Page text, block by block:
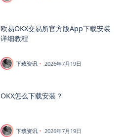
欧易OKX交易所官方版App下载安装
详细教程
下载资讯 2026年7月19日
OKX怎么下载安装？
下载资讯 2026年7月19日